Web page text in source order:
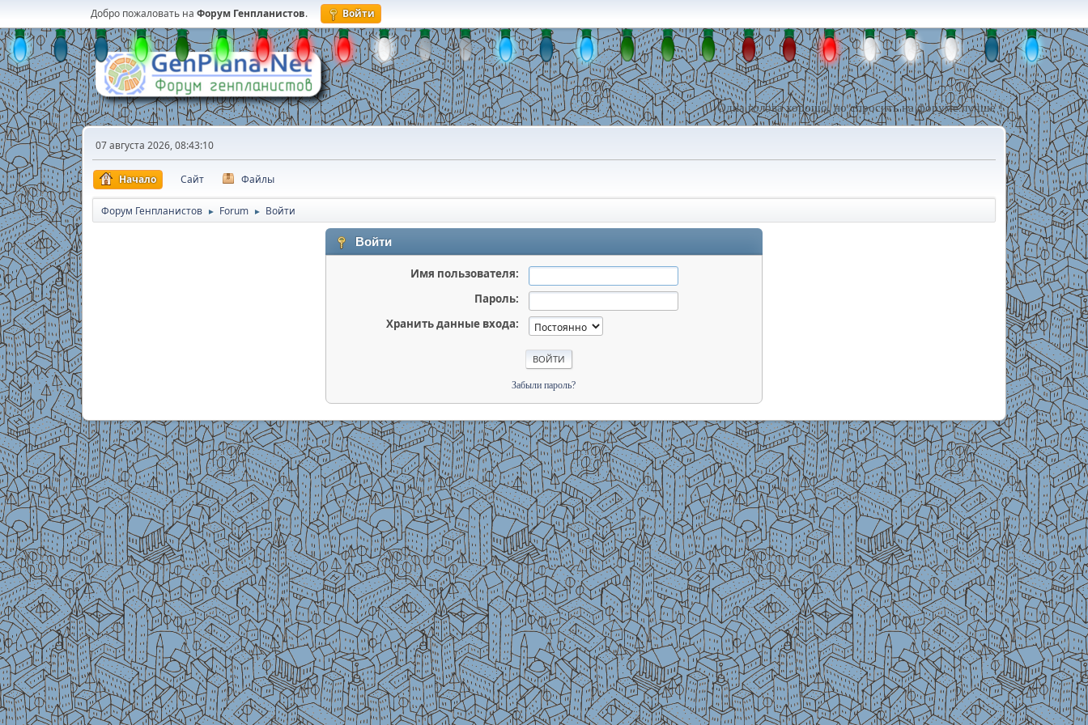
Добро пожаловать на Форум Генпланистов. Войти
Одна голова хорошо, но спросить на форуме лучше !
07 августа 2026, 08:43:10
Начало Сайт Файлы
Форум Генпланистов ► Forum ► Войти
Войти
Имя пользователя:
Пароль:
Хранить данные входа:
Забыли пароль?